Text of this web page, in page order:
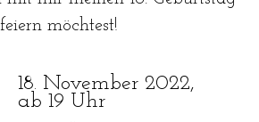
feiern möchtest!
18. November 2022,
ab 19 Uhr